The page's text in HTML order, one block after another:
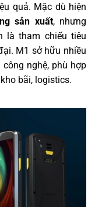
quả. Mặc dù hiện
sản xuất, nhưng
là tham chiếu tiêu
M1 sở hữu nhiều
nghệ, phù hợp
bãi, logistics.